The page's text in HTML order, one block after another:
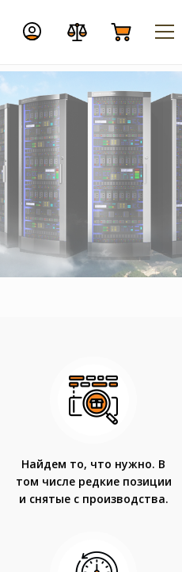
Найдем то, что нужно. В
том числе редкие позиции
и снятые с производства.